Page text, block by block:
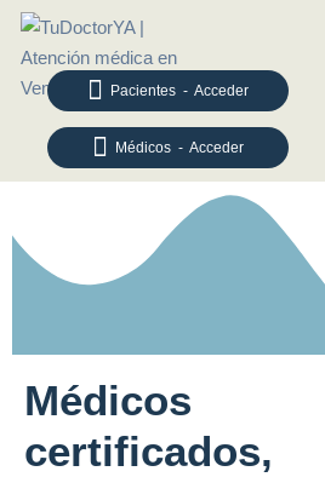
Médicos - Acceder
Pacientes - Acceder
Médicos
certificados,